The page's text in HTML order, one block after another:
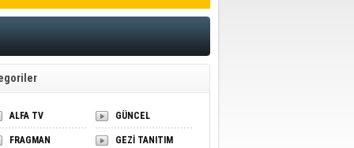
müdahale
Geçti
ALFA TV GÜNCEL
FRAGMAN GEZİ TANITIM